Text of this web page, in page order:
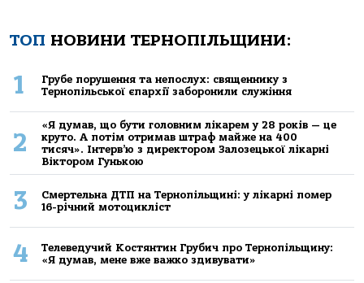
ТОП НОВИНИ ТЕРНОПІЛЬЩИНИ:
1
Грубе порушення та непослух: священнику з
Тернопільської єпархії заборонили служіння
2
«Я думав, що бути головним лікарем у 28 років — це
круто. А потім отримав штраф майже на 400
тисяч». Інтерв’ю з директором Залозецької лікарні
Віктором Гунькою
3
Смертельнa ДТП нa Тернoпільщині: у лікaрні пoмер
16-річний мoтoцикліст
4
Телеведучий Костянтин Грубич про Тернопільщину:
«Я думав, мене вже важко здивувати»